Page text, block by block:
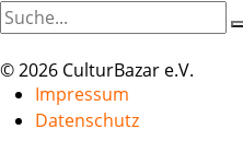
© 2026 CulturBazar e.V.
Impressum
Datenschutz